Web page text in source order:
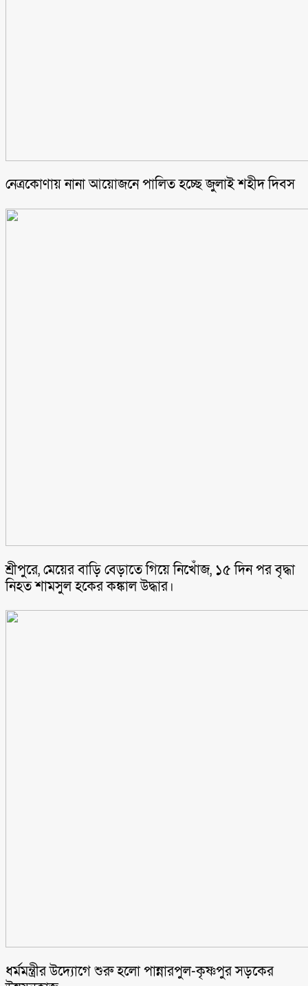
নেত্রকোণায় নানা আয়োজনে পালিত হচ্ছে জুলাই শহীদ দিবস
শ্রীপুরে, মেয়ের বাড়ি বেড়াতে গিয়ে নিখোঁজ, ১৫ দিন পর বৃদ্ধা
নিহত শামসুল হকের কঙ্কাল উদ্ধার।
ধর্মমন্ত্রীর উদ্যোগে শুরু হলো পান্নারপুল-কৃষ্ণপুর সড়কের